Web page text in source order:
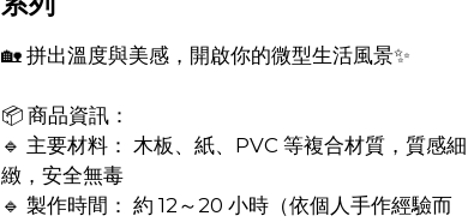
🏡 拼出溫度與美感，開啟你的微型生活風景✨
📦 商品資訊：
🔹 主要材料： 木板、紙、PVC 等複合材質，質感細
緻，安全無毒
🔹 製作時間： 約 12～20 小時（依個人手作經驗而